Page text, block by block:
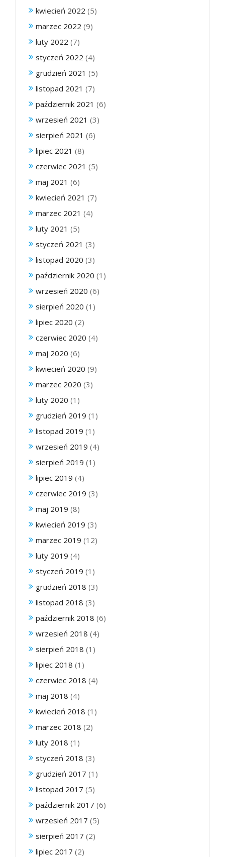
kwiecień 2022 (5)
marzec 2022 (9)
luty 2022 (7)
styczeń 2022 (4)
grudzień 2021 (5)
listopad 2021 (7)
październik 2021 (6)
wrzesień 2021 (3)
sierpień 2021 (6)
lipiec 2021 (8)
czerwiec 2021 (5)
maj 2021 (6)
kwiecień 2021 (7)
marzec 2021 (4)
luty 2021 (5)
styczeń 2021 (3)
listopad 2020 (3)
październik 2020 (1)
wrzesień 2020 (6)
sierpień 2020 (1)
lipiec 2020 (2)
czerwiec 2020 (4)
maj 2020 (6)
kwiecień 2020 (9)
marzec 2020 (3)
luty 2020 (1)
grudzień 2019 (1)
listopad 2019 (1)
wrzesień 2019 (4)
sierpień 2019 (1)
lipiec 2019 (4)
czerwiec 2019 (3)
maj 2019 (8)
kwiecień 2019 (3)
marzec 2019 (12)
luty 2019 (4)
styczeń 2019 (1)
grudzień 2018 (3)
listopad 2018 (3)
październik 2018 (6)
wrzesień 2018 (4)
sierpień 2018 (1)
lipiec 2018 (1)
czerwiec 2018 (4)
maj 2018 (4)
kwiecień 2018 (1)
marzec 2018 (2)
luty 2018 (1)
styczeń 2018 (3)
grudzień 2017 (1)
listopad 2017 (5)
październik 2017 (6)
wrzesień 2017 (5)
sierpień 2017 (2)
lipiec 2017 (2)